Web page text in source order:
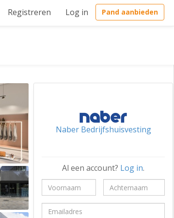
Registreren Log in Pand aanbieden
Naber Bedrijfshuisvesting
Al een account? Log in.